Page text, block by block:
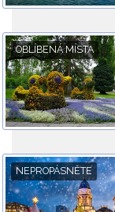
OBLÍBENÁ MÍSTA
NEPROPÁSNĚTE